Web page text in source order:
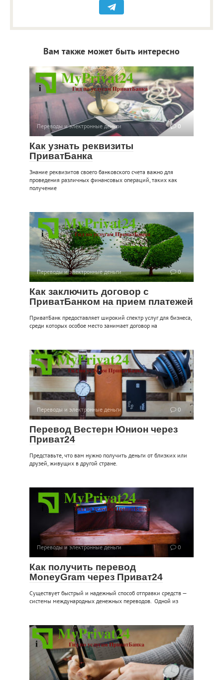
Вам также может быть интересно
Переводы и электронные деньги 0
Как узнать реквизиты
ПриватБанка
Знание реквизитов своего банковского счета важно для
проведения различных финансовых операций, таких как
получение
Переводы и электронные деньги 0
Как заключить договор с
ПриватБанком на прием платежей
ПриватБанк предоставляет широкий спектр услуг для бизнеса,
среди которых особое место занимает договор на
Переводы и электронные деньги 0
Перевод Вестерн Юнион через
Приват24
Представьте, что вам нужно получить деньги от близких или
друзей, живущих в другой стране.
Переводы и электронные деньги 0
Как получить перевод
MoneyGram через Приват24
Существует быстрый и надежный способ отправки средств —
системы международных денежных переводов. Одной из